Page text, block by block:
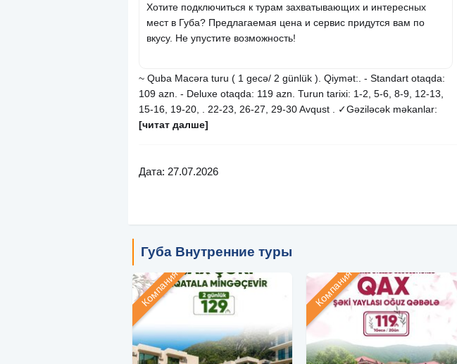
Хотите подключиться к турам захватывающих и интересных
мест в Губа? Предлагаемая цена и сервис придутся вам по
вкусу. Не упустите возможность!
~ Quba Macəra turu ( 1 gecə/ 2 günlük ). Qiymət:. - Standart otaqda:
109 azn. - Deluxe otaqda: 119 azn. Turun tarixi: 1-2, 5-6, 8-9, 12-13,
15-16, 19-20, . 22-23, 26-27, 29-30 Avqust . ✓Gəziləcək məkanlar:
[читат далше]
Дата: 27.07.2026
Губа Внутренние туры
Компания Компания